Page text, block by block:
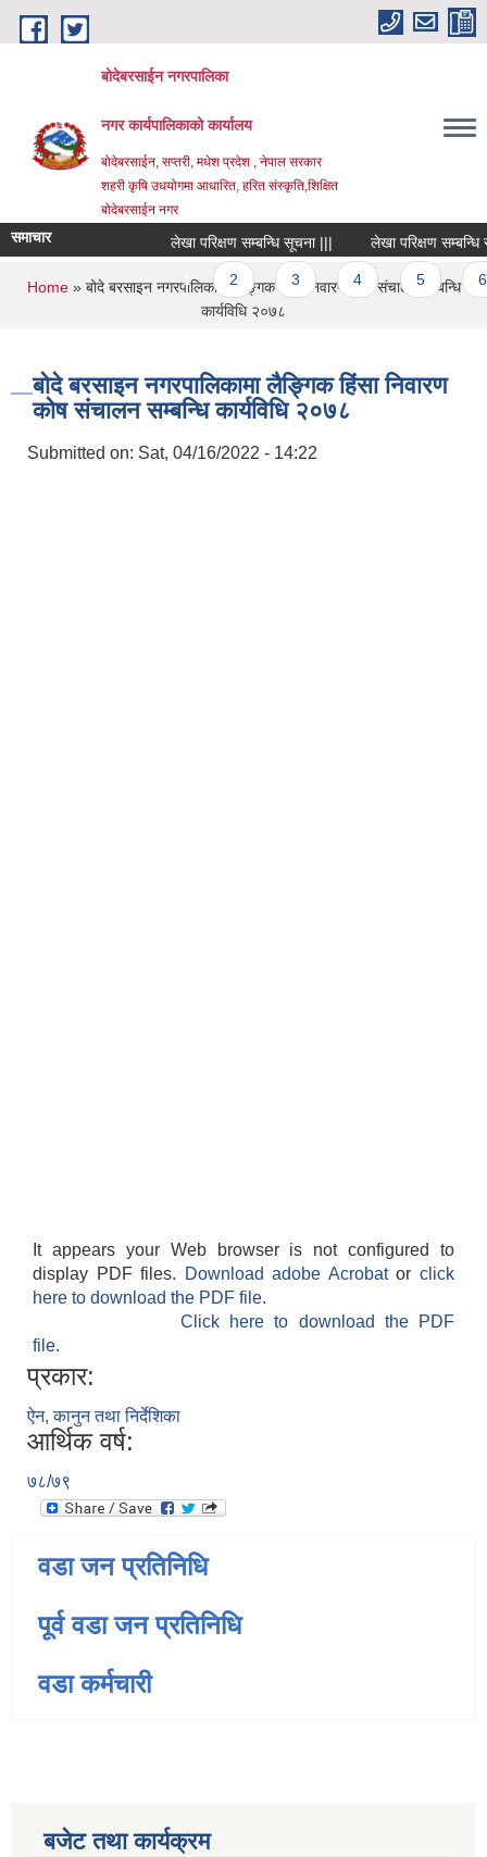
Skip to main content
बोदेबरसाईन नगरपालिका
नगर कार्यपालिकाको कार्यालय
बोदेबरसाईन, सप्तरी, मधेश प्रदेश , नेपाल सरकार
शहरी कृषि उधयोगमा आधारित, हरित संस्कृति,शिक्षित
बोदेबरसाईन नगर
समाचार लेखा परिक्षण सम्बन्धि सूचना ||| लेखा परिक्षण सम्बन्धि
Pages
1 2 3 4 5 6
You are here
Home» बोदे बरसाइन नगरपालिकामा लैङ्गिक हिंसा निवारण कोष संचालन सम्बन्धि
कार्यविधि २०७८
बोदे बरसाइन नगरपालिकामा लैङ्गिक हिंसा निवारण
कोष संचालन सम्बन्धि कार्यविधि २०७८
Submitted on: Sat, 04/16/2022 - 14:22
It appears your Web browser is not configured to
display PDF files.
Download adobe Acrobatorclick
here to download the PDF file.
Click here to download the PDF
file.
प्रकार:
ऐन, कानुन तथा निर्देशिका
आर्थिक वर्ष:
७८/७९
वडा जन प्रतिनिधि
पूर्व वडा जन प्रतिनिधि
वडा कर्मचारी
बजेट तथा कार्यक्रम